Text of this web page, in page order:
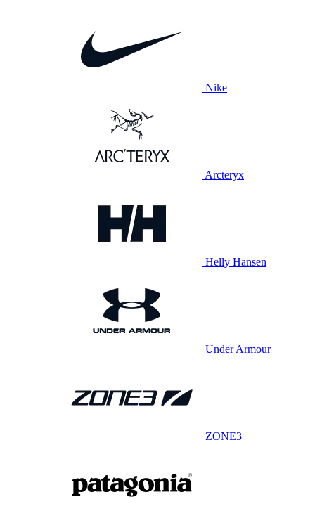
Nike
Arcteryx
Helly Hansen
Under Armour
ZONE3